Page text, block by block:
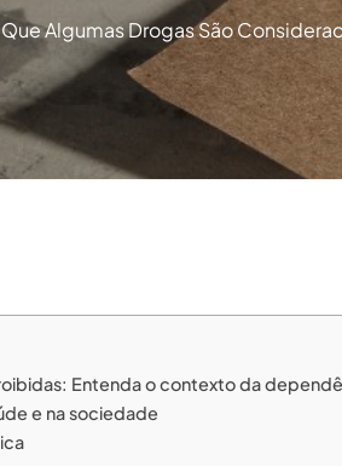
Que Algumas Drogas São
Entenda o contexto da
e na sociedade